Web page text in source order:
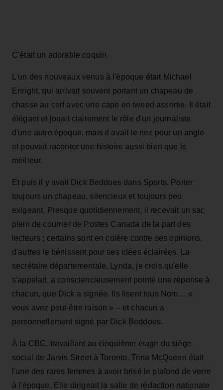
C'était un adorable coquin.
L'un des nouveaux venus à l'époque était Michael
Enright, qui arrivait souvent portant un chapeau de
chasse au cerf avec une cape en tweed assortie. Il était
élégant et jouait clairement le rôle d'un journaliste
d'une autre époque, mais il avait le nez pour un angle
et pouvait raconter une histoire aussi bien que le
meilleur.
Et puis il y avait Dick Beddoes dans Sports. Porter
toujours un chapeau, silencieux et toujours peu
exigeant. Presque quotidiennement, il recevait un sac
plein de courrier de Postes Canada de la part des
lecteurs ; certains sont en colère contre ses opinions,
d'autres le bénissent pour ses idées éclairées. La
secrétaire départementale, Lynda, je crois qu'elle
s'appelait, a consciencieusement pointé une réponse à
chacun, que Dick a signée. Ils lisent tous Nom… «
vous avez peut-être raison » – et chacun a
personnellement signé par Dick Beddoes.
À la CBC, travaillant au cinquième étage du siège
social de Jarvis Street à Toronto, Trina McQueen était
l'une des rares femmes à avoir brisé le plafond de verre
à l'époque. Elle dirigeait la salle de rédaction nationale